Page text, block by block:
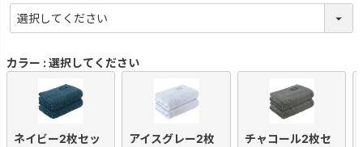
(
必
須
カラー 選択してください
ネイビー2枚セッ
アイスグレー2枚
チャコール2枚セ